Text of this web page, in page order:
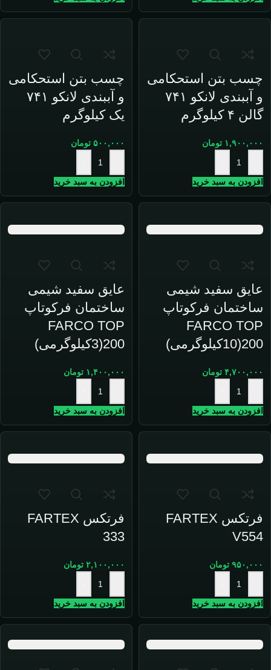
چسب بتن استحکامی
و آببندی لانکو ۷۴۱
گالن ۴ کیلوگرم
۱,۹۰۰,۰۰۰ تومان
افزودن به سبد خرید
چسب بتن استحکامی
و آببندی لانکو ۷۴۱
یک کیلوگرم
۵۰۰,۰۰۰ تومان
افزودن به سبد خرید
عایق سفید شیمی
ساختمان فرکوتاپ
FARCO TOP
200(10کیلوگرمی)
۴,۷۰۰,۰۰۰ تومان
افزودن به سبد خرید
عایق سفید شیمی
ساختمان فرکوتاپ
FARCO TOP
200(3کیلوگرمی)
۱,۴۰۰,۰۰۰ تومان
افزودن به سبد خرید
فرتكس FARTEX
V554
۹۵۰,۰۰۰ تومان
افزودن به سبد خرید
فرتکس FARTEX
333
۲,۱۰۰,۰۰۰ تومان
افزودن به سبد خرید